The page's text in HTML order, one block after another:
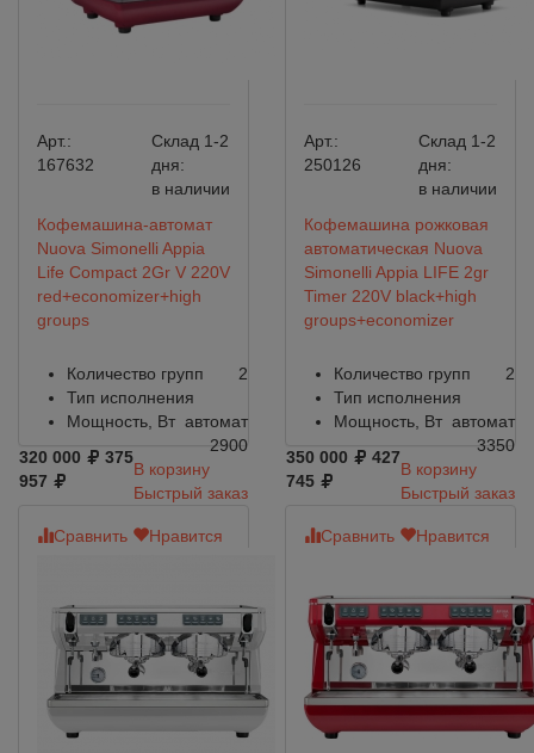
Арт.:
167632
Склад 1-2
дня:
в наличии
Кофемашина-автомат
Nuova Simonelli Appia
Life Compact 2Gr V 220V
red+economizer+high
groups
Количество групп
2
Тип исполнения
автомат
Мощность, Вт
2900
320 000
375
957
В корзину
Быстрый заказ
Арт.:
250126
Склад 1-2
дня:
в наличии
Кофемашина рожковая
автоматическая Nuova
Simonelli Appia LIFE 2gr
Timer 220V black+high
groups+economizer
Количество групп
2
Тип исполнения
автомат
Мощность, Вт
3350
350 000
427
745
В корзину
Быстрый заказ
Сравнить Нравится Сравнить Нравится